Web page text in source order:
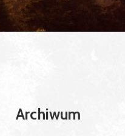
Archiwum